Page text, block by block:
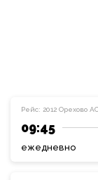
09:45
Рейс: 2012 Орехово
ежедневно